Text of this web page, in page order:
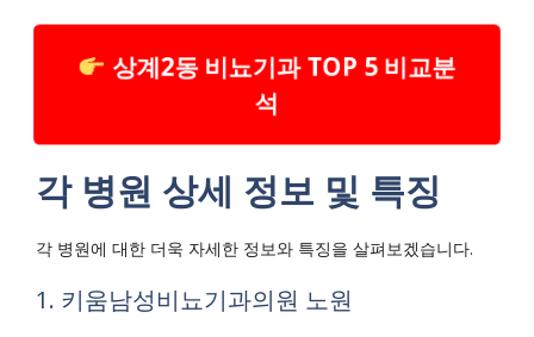
상계2동 비뇨기과 TOP 5 비교분
석
각 병원 상세 정보 및 특징
각 병원에 대한 더욱 자세한 정보와 특징을 살펴보겠습니다.
1. 키움남성비뇨기과의원 노원